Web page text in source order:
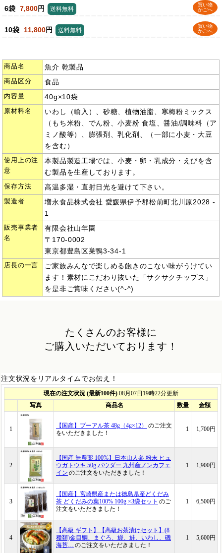
6袋 7,800円
買い物
かごへ
送料無料
10袋 11,800円
買い物
かごへ
送料無料
商品名 魚介 乾製品
商品区分 食品
内容量 40g×10袋
原材料名
いわし（輸入）、砂糖、植物油脂、寒梅粉ミックス
（もち米粉、でん粉、小麦粉 食塩、醤油/調味料（ア
ミノ酸等）、膨張剤、乳化剤、（一部に小麦・大豆
を含む）
使用上の注
意
本製品製造工場では、小麦・卵・乳成分・えびを含
む製品を生産しております。
保存方法 高温多湿・直射日光を避けて下さい。
製造者
増永食品株式会社 愛媛県伊予郡松前町北川原2028 -
1
販売事業者
名
有限会社山年園
〒170-0002
東京都豊島区巣鴨3-34-1
店長の一言
ご家族みんなで楽しめる飽きのこない味がうけてい
ます！素材にこだわり抜いた「サクサクチップス」
を是非ご賞味ください(^-^)
たくさんのお客様に
ご購入いただいております！
注文状況をリアルタイムでお伝え！